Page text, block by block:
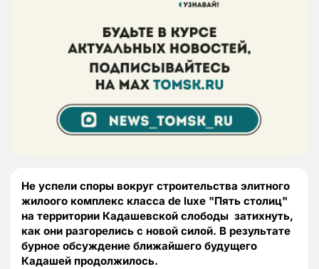
Не успели споры вокруг строительства элитного
жилоого комплекс класса de luxe "Пять столиц"
на территории Кадашевской слободы затихнуть,
как они разгорелись с новой силой. В результате
бурное обсуждение ближайшего будущего
Кадашей продолжилось.